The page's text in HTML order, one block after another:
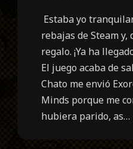
Estaba yo
rebajas de Steam
regalo. ¡Ya ha
El juego acaba de
Chato me envió
Minds porque me
hubiera parido, as…